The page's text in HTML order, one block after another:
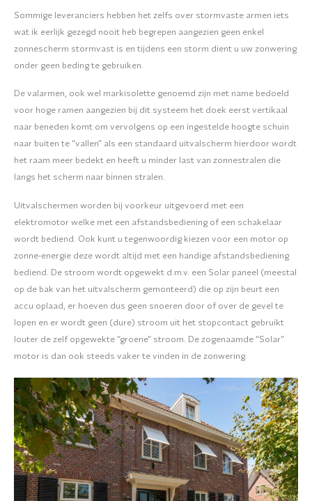
Sommige leveranciers hebben het zelfs over stormvaste armen iets
wat ik eerlijk gezegd nooit heb begrepen aangezien geen enkel
zonnescherm stormvast is en tijdens een storm dient u uw zonwering
onder geen beding te gebruiken.
De valarmen, ook wel markisolette genoemd zijn met name bedoeld
voor hoge ramen aangezien bij dit systeem het doek eerst vertikaal
naar beneden komt om vervolgens op een ingestelde hoogte schuin
naar buiten te “vallen” als een standaard uitvalscherm hierdoor wordt
het raam meer bedekt en heeft u minder last van zonnestralen die
langs het scherm naar binnen stralen.
Uitvalschermen worden bij voorkeur uitgevoerd met een
elektromotor welke met een afstandsbediening of een schakelaar
wordt bediend. Ook kunt u tegenwoordig kiezen voor een motor op
zonne-energie deze wordt altijd met een handige afstandsbediening
bediend. De stroom wordt opgewekt d.m.v. een Solar paneel (meestal
op de bak van het uitvalscherm gemonteerd) die op zijn beurt een
accu oplaad, er hoeven dus geen snoeren door of over de gevel te
lopen en er wordt geen (dure) stroom uit het stopcontact gebruikt
louter de zelf opgewekte “groene” stroom. De zogenaamde “Solar”
motor is dan ook steeds vaker te vinden in de zonwering.